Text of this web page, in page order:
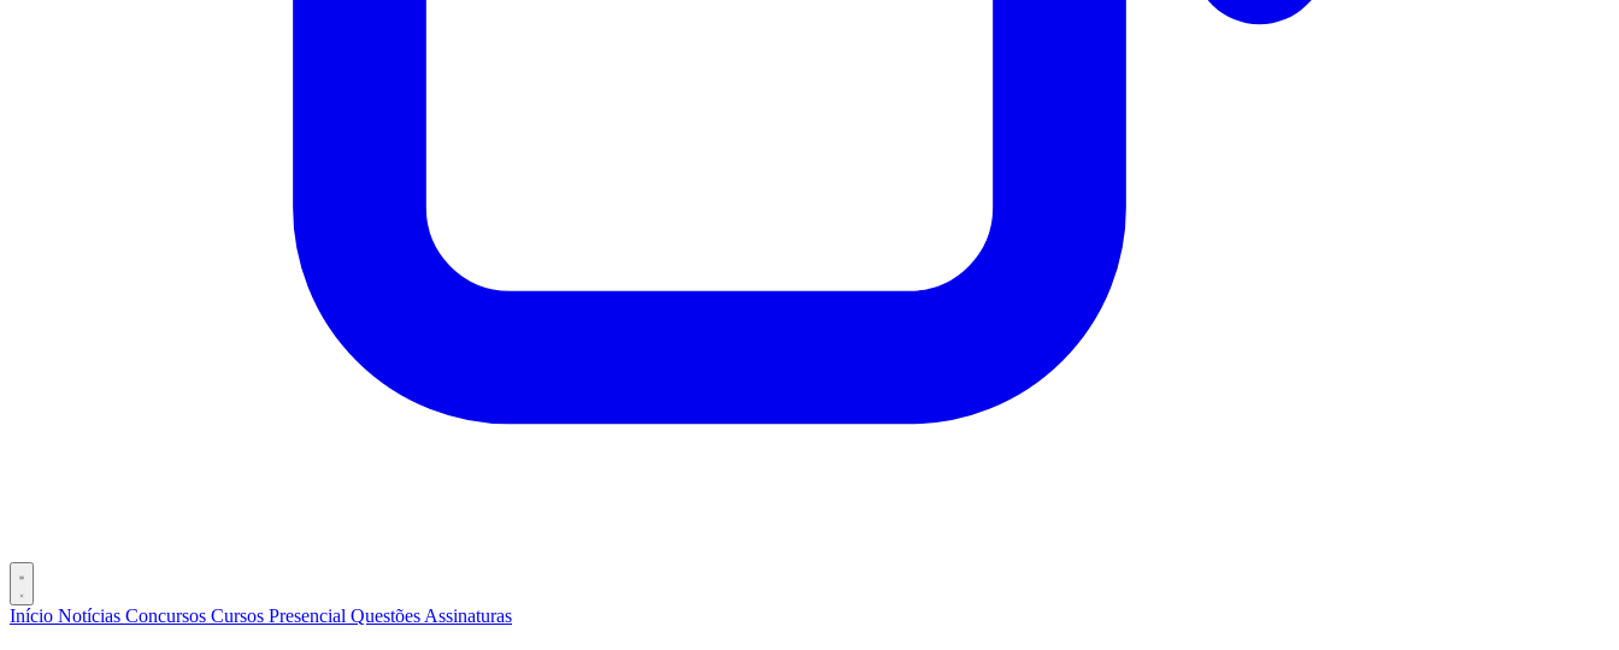
Início Notícias Concursos Cursos Presencial Questões Assinaturas